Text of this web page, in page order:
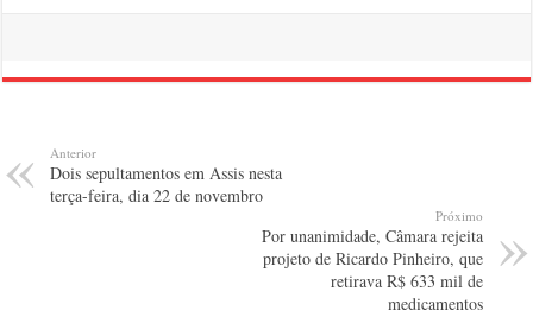
Anterior
Dois sepultamentos em Assis nesta
terça-feira, dia 22 de novembro
Próximo
Por unanimidade, Câmara rejeita
projeto de Ricardo Pinheiro, que
retirava R$ 633 mil de
medicamentos